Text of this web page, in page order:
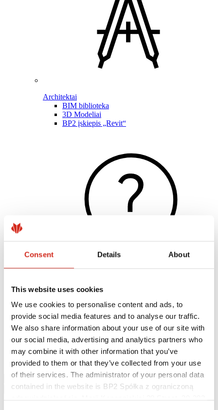
Consent Details About
This website uses cookies
We use cookies to personalise content and ads, to
provide social media features and to analyse our traffic.
We also share information about your use of our site with
our social media, advertising and analytics partners who
may combine it with other information that you’ve
provided to them or that they’ve collected from your use
of their services. The administrator of your personal data
contained in the website is BP2 Spółka z ograniczoną
Architektai
BIM biblioteka
3D Modeliai
BP2 įskiepis „Revit“
Dangos, spalvos ir garantijos
Garantijos registravimas
Įgyvendinti projektai ir inspiracijos
Parsisiunčiami failai
Rasti rangovą
Kur įsigyti?
BIM bibliotekos
Parsisiųsti
Kontaktai